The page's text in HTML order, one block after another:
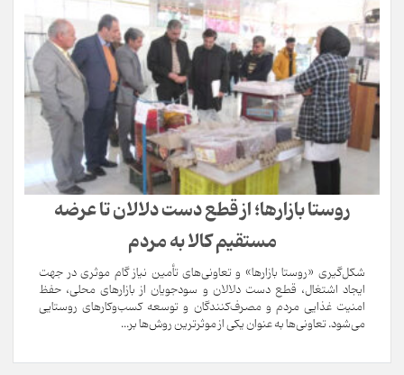
روستا بازارها؛ از قطع دست دلالان تا عرضه
مستقیم کالا به مردم
شکل‌گیری «روستا بازارها» و تعاونی‌های تأمین نیاز گام موثری در جهت
ایجاد اشتغال، قطع دست دلالان و سودجویان از بازارهای محلی، حفظ
امنیت غذایی مردم و مصرف‌کنندگان و توسعه کسب‌وکارهای روستایی
می‌شود. تعاونی‌ها به عنوان یکی از موثرترین روش‌ها بر...